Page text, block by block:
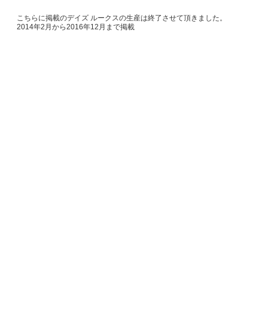
こちらに掲載のデイズ ルークスの生産は終了させて頂きました。
2014年2月から2016年12月まで掲載